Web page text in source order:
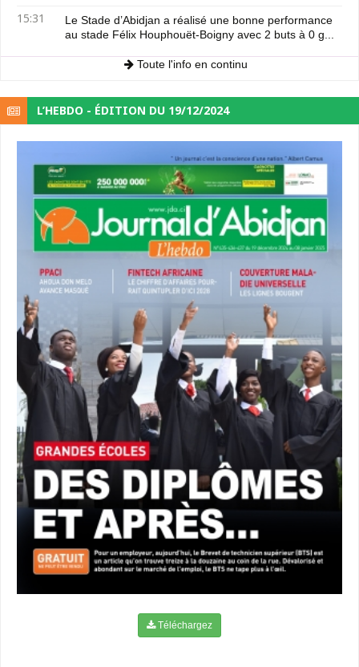
15:31
Le Stade d’Abidjan a réalisé une bonne performance
au stade Félix Houphouët-Boigny avec 2 buts à 0 g...
Toute l'info en continu
L’HEBDO - ÉDITION DU 19/12/2024
Téléchargez